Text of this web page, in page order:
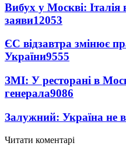
Вибух у Москві: Італія
заяви12053
ЄС відзавтра змінює
України9555
ЗМІ: У ресторані в
генерала9086
Залужний: Україна не
Читати коментарі